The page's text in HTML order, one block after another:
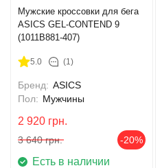
Мужские кроссовки для бега
ASICS GEL-CONTEND 9
(1011B881-407)
5.0 (1)
Бренд: ASICS
Пол: Мужчины
2 920 грн.
3 640 грн. -20%
Есть в наличии